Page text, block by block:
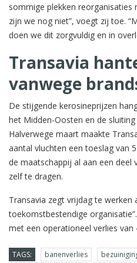
sommige plekken
zijn we nog niet”, voegt zij toe.
doen we dit zorgvuldig en in
Transavia
vanwege
De stijgende kerosineprijzen
het Midden-Oosten en de
Halverwege maart maakte
aantal vluchten een toeslag van
de maatschappij al aan een
zelf te dragen.
Transavia zegt vrijdag te werken
toekomstbestendige
met een operationeel verlies van
TAGS: banenverlies